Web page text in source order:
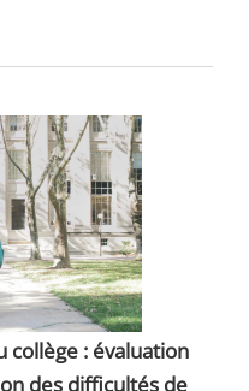
collège : évaluation
des difficultés de